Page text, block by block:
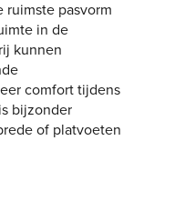
ruimste pasvorm
in de
kunnen
comfort tijdens
bijzonder
of platvoeten